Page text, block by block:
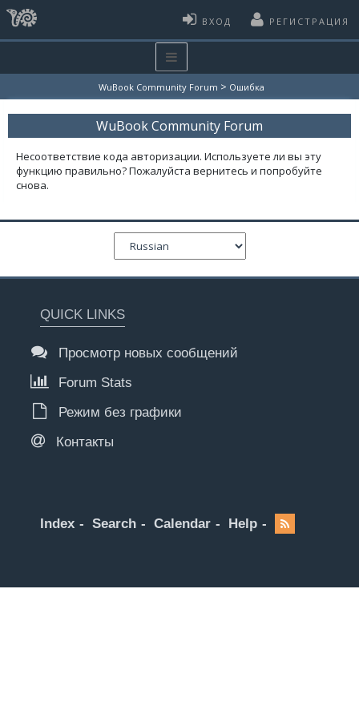
ВХОД РЕГИСТРАЦИЯ
WuBook Community Forum > Ошибка
WuBook Community Forum
Несоответствие кода авторизации. Используете ли вы эту
функцию правильно? Пожалуйста вернитесь и попробуйте
снова.
QUICK LINKS
Просмотр новых сообщений
Forum Stats
Режим без графики
Контакты
Index Search Calendar Help